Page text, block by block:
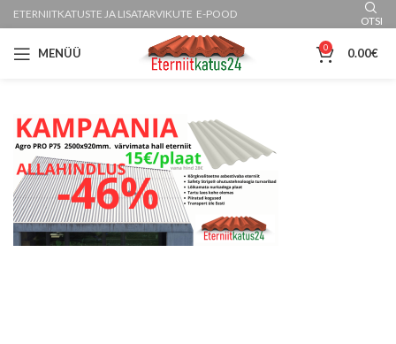
ETERNIITKATUSTE JA LISATARVIKUTE E-POOD
OTSI
MENÜÜ 0 0.00€